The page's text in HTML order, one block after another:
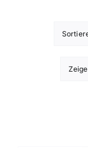
Zeige